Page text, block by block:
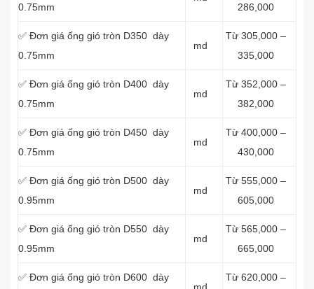
0.75mm
286,000
✅ Đơn giá ống gió tròn D350 dày
0.75mm
md
Từ 305,000 –
335,000
✅ Đơn giá ống gió tròn D400 dày
0.75mm
md
Từ 352,000 –
382,000
✅ Đơn giá ống gió tròn D450 dày
0.75mm
md
Từ 400,000 –
430,000
✅ Đơn giá ống gió tròn D500 dày
0.95mm
md
Từ 555,000 –
605,000
✅ Đơn giá ống gió tròn D550 dày
0.95mm
md
Từ 565,000 –
665,000
✅ Đơn giá ống gió tròn D600 dày
Từ 620,000 –